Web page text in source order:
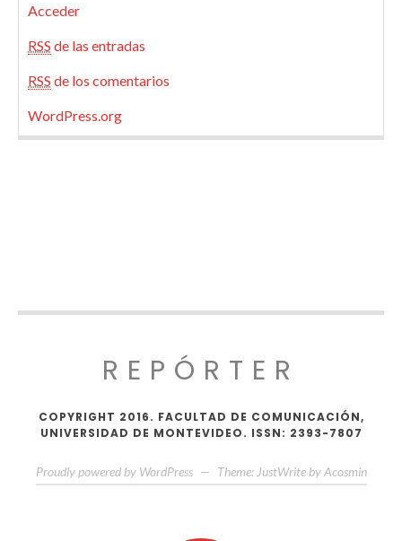
Acceder
RSS de las entradas
RSS de los comentarios
WordPress.org
REPÓRTER
COPYRIGHT 2016. FACULTAD DE COMUNICACIÓN,
UNIVERSIDAD DE MONTEVIDEO. ISSN: 2393-7807
Proudly powered by WordPress — Theme: JustWrite by Acosmin